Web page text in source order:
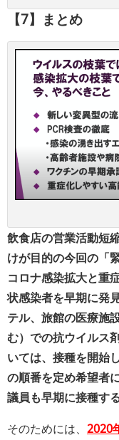
【7】まとめ
飲食店の営業活動短
けが目的の今回の「
コロナ感染拡大と重
状感染者を早期に発
テル、旅館の医療施
む）での抗ウイルス
いては、接種を開始
の順番を定め希望者
議員も早期に接種す
そのためには、 2020